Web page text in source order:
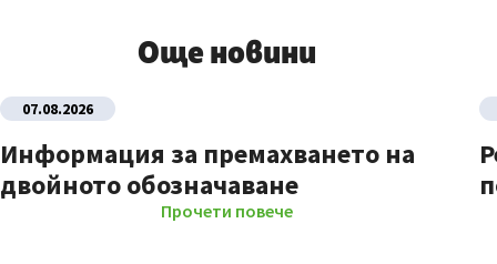
Още новини
07.08.2026
Информация за премахването на
двойното обозначаване
Прочети повече